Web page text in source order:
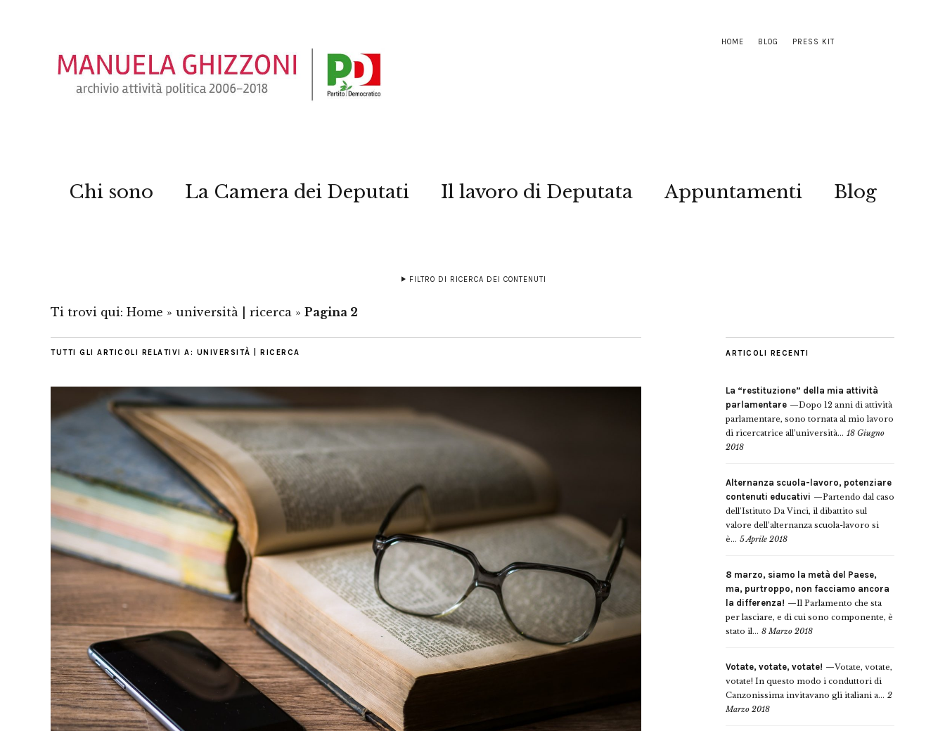
HOME BLOG PRESS KIT
Chi sono La Camera dei Deputati Il lavoro di Deputata Appuntamenti Blog
FILTRO DI RICERCA DEI CONTENUTI
Ti trovi qui: Home » università | ricerca » Pagina 2
TUTTI GLI ARTICOLI RELATIVI A: UNIVERSITÀ | RICERCA ARTICOLI RECENTI
La “restituzione” della mia attività
parlamentare
Dopo 12 anni di attività
parlamentare, sono tornata al mio lavoro
di ricercatrice all’università... 18 Giugno
2018
Alternanza scuola-lavoro, potenziare
contenuti educativi
Partendo dal caso
dell’Istituto Da Vinci, il dibattito sul
valore dell’alternanza scuola-lavoro si
è... 5 Aprile 2018
8 marzo, siamo la metà del Paese,
ma, purtroppo, non facciamo ancora
la differenza!
Il Parlamento che sta
per lasciare, e di cui sono componente, è
stato il... 8 Marzo 2018
Votate, votate, votate!
Votate, votate,
votate! In questo modo i conduttori di
Canzonissima invitavano gli italiani a... 2
Marzo 2018